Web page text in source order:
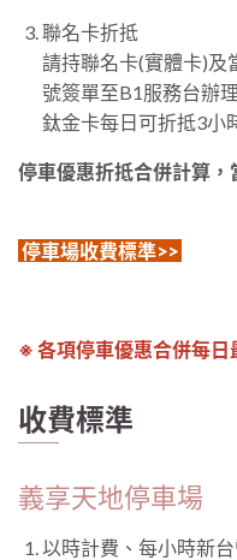
聯名卡折抵
請持聯名卡(實體卡)及
號簽單至B1服務台辦
鈦金卡每日可折抵3小
停車優惠折抵合併計算，
停車場收費標準>>
※ 各項停車優惠合併每日
收費標準
義享天地停車場
以時計費、每小時新